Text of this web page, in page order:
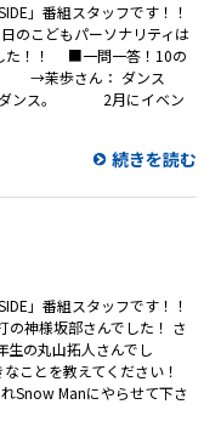
」番組スタッフです！！
のこどもパーソナリティは
た！！ ■一問一答！10の
→茉歩さん： ダンス
ダンス。 2月にイベン
続きを読む
」番組スタッフです！！
の神様坂部さんでした！ さ
生の丸山拓人さんでし
とを教えてください！
Manにやらせて下さ